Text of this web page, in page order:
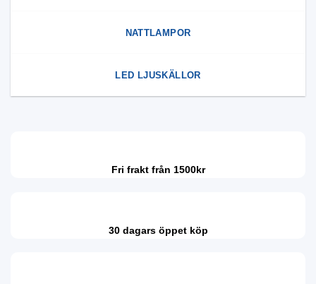
NATTLAMPOR
LED LJUSKÄLLOR
Fri frakt från 1500kr
30 dagars öppet köp